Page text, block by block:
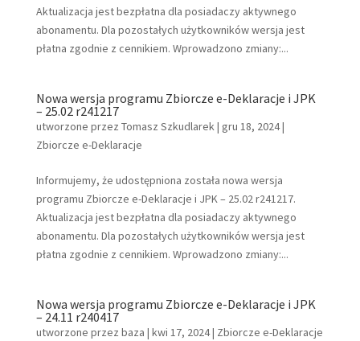
Aktualizacja jest bezpłatna dla posiadaczy aktywnego
abonamentu. Dla pozostałych użytkowników wersja jest
płatna zgodnie z cennikiem. Wprowadzono zmiany:...
Nowa wersja programu Zbiorcze e-Deklaracje i JPK
– 25.02 r241217
utworzone przez Tomasz Szkudlarek| gru 18, 2024|
Zbiorcze e-Deklaracje
Informujemy, że udostępniona została nowa wersja
programu Zbiorcze e-Deklaracje i JPK – 25.02 r241217.
Aktualizacja jest bezpłatna dla posiadaczy aktywnego
abonamentu. Dla pozostałych użytkowników wersja jest
płatna zgodnie z cennikiem. Wprowadzono zmiany:...
Nowa wersja programu Zbiorcze e-Deklaracje i JPK
– 24.11 r240417
utworzone przez baza | kwi 17, 2024| Zbiorcze e-Deklaracje